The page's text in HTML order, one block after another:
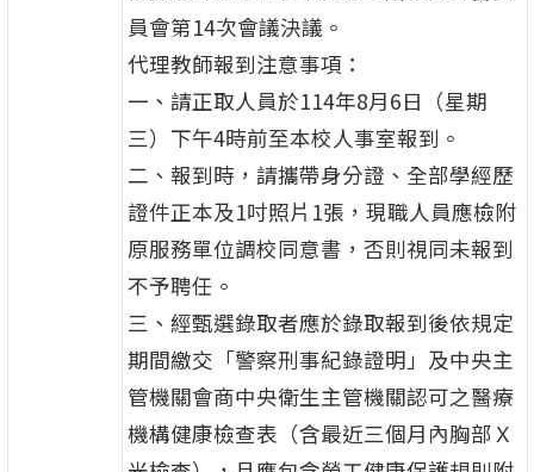
員會第14次會議決議。
代理教師報到注意事項：
一、請正取人員於114年8月6日（星期
三）下午4時前至本校人事室報到。
二、報到時，請攜帶身分證、全部學經歷
證件正本及1吋照片1張，現職人員應檢附
原服務單位調校同意書，否則視同未報到
不予聘任。
三、經甄選錄取者應於錄取報到後依規定
期間繳交「警察刑事紀錄證明」及中央主
管機關會商中央衛生主管機關認可之醫療
機構健康檢查表（含最近三個月內胸部Ｘ